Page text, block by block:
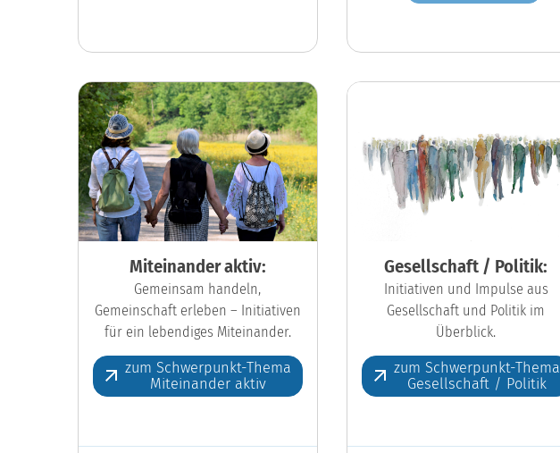
Miteinander aktiv:
Gemeinsam handeln,
Gemeinschaft erleben – Initiativen
für ein lebendiges Miteinander.
zum Schwerpunkt-Thema
Miteinander aktiv
Gesellschaft / Politik:
Initiativen und Impulse aus
Gesellschaft und Politik im
Überblick.
zum Schwerpunkt-Thema
Gesellschaft / Politik